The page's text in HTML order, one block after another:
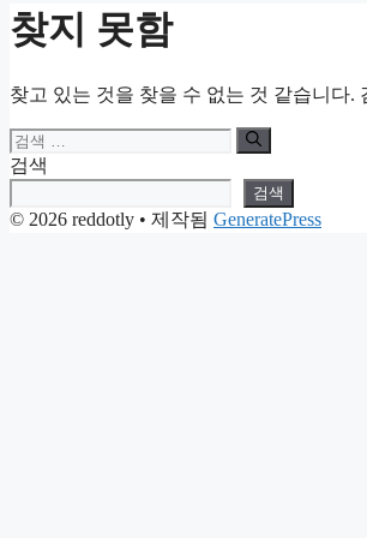
찾지 못함
찾고 있는 것을 찾을 수 없는 것 같습니다.
검
색:
검색
검색
© 2026 reddotly • 제작됨 GeneratePress